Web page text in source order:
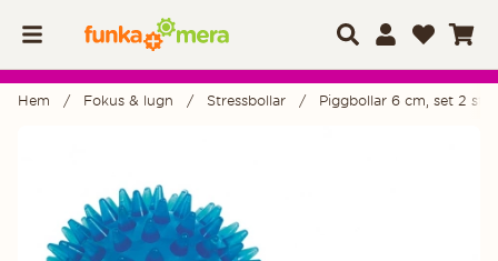
Hem Fokus & lugn Stressbollar Piggbollar 6 cm, set 2 st